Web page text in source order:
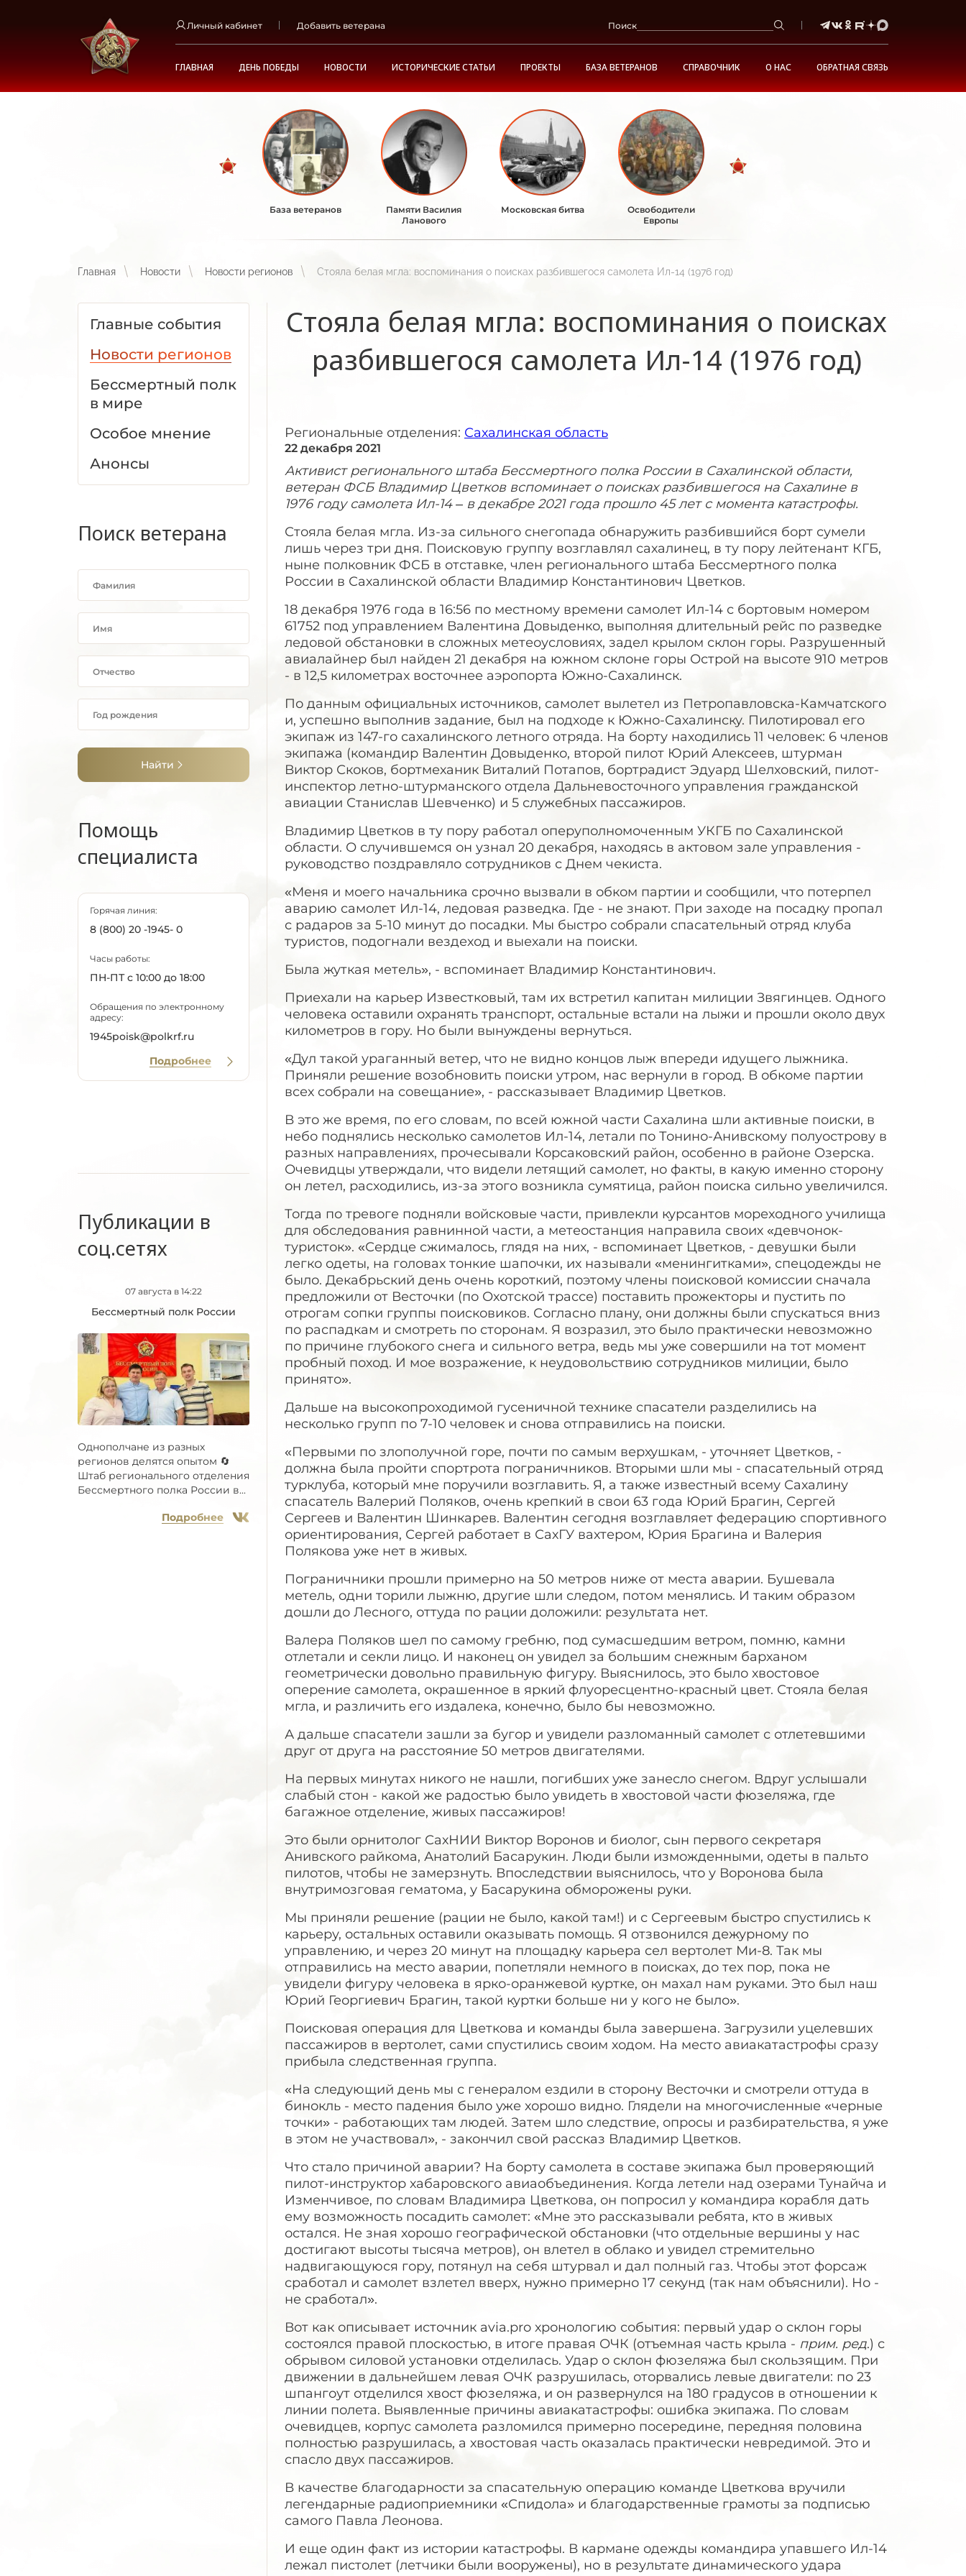
Личный кабинет Добавить ветерана Поиск
ГЛАВНАЯ ДЕНЬ ПОБЕДЫ НОВОСТИ ИСТОРИЧЕСКИЕ СТАТЬИ ПРОЕКТЫ БАЗА ВЕТЕРАНОВ СПРАВОЧНИК О НАС ОБРАТНАЯ СВЯЗЬ
База ветеранов
Памяти Василия
Ланового
Московская битва
Освободители
Европы
Главная Новости Новости регионов Стояла белая мгла: воспоминания о поисках разбившегося самолета Ил-14 (1976 год)
Главные события
Новости регионов
Бессмертный полк
в мире
Особое мнение
Анонсы
Поиск ветерана
Найти
Помощь
специалиста
Горячая линия:
8 (800) 20 -1945- 0
Часы работы:
ПН-ПТ с 10:00 до 18:00
Обращения по электронному
адресу:
1945poisk@polkrf.ru
Подробнее
Публикации в
соц.сетях
07 августа в 14:22
Бессмертный полк России
Однополчане из разных
регионов делятся опытом 🔄
Штаб регионального отделения
Бессмертного полка России в...
Подробнее
Стояла белая мгла: воспоминания о поисках
разбившегося самолета Ил-14 (1976 год)
Региональные отделения: Сахалинская область
22 декабря 2021
Активист регионального штаба Бессмертного полка России в Сахалинской области,
ветеран ФСБ Владимир Цветков вспоминает о поисках разбившегося на Сахалине в
1976 году самолета Ил-14 – в декабре 2021 года прошло 45 лет с момента катастрофы.
Стояла белая мгла. Из-за сильного снегопада обнаружить разбившийся борт сумели
лишь через три дня. Поисковую группу возглавлял сахалинец, в ту пору лейтенант КГБ,
ныне полковник ФСБ в отставке, член регионального штаба Бессмертного полка
России в Сахалинской области Владимир Константинович Цветков.
18 декабря 1976 года в 16:56 по местному времени самолет Ил-14 с бортовым номером
61752 под управлением Валентина Довыденко, выполняя длительный рейс по разведке
ледовой обстановки в сложных метеоусловиях, задел крылом склон горы. Разрушенный
авиалайнер был найден 21 декабря на южном склоне горы Острой на высоте 910 метров
- в 12,5 километрах восточнее аэропорта Южно-Сахалинск.
По данным официальных источников, самолет вылетел из Петропавловска-Камчатского
и, успешно выполнив задание, был на подходе к Южно-Сахалинску. Пилотировал его
экипаж из 147-го сахалинского летного отряда. На борту находились 11 человек: 6 членов
экипажа (командир Валентин Довыденко, второй пилот Юрий Алексеев, штурман
Виктор Скоков, бортмеханик Виталий Потапов, бортрадист Эдуард Шелховский, пилот-
инспектор летно-штурманского отдела Дальневосточного управления гражданской
авиации Станислав Шевченко) и 5 служебных пассажиров.
Владимир Цветков в ту пору работал оперуполномоченным УКГБ по Сахалинской
области. О случившемся он узнал 20 декабря, находясь в актовом зале управления -
руководство поздравляло сотрудников с Днем чекиста.
«Меня и моего начальника срочно вызвали в обком партии и сообщили, что потерпел
аварию самолет Ил-14, ледовая разведка. Где - не знают. При заходе на посадку пропал
с радаров за 5-10 минут до посадки. Мы быстро собрали спасательный отряд клуба
туристов, подогнали вездеход и выехали на поиски.
Была жуткая метель», - вспоминает Владимир Константинович.
Приехали на карьер Известковый, там их встретил капитан милиции Звягинцев. Одного
человека оставили охранять транспорт, остальные встали на лыжи и прошли около двух
километров в гору. Но были вынуждены вернуться.
«Дул такой ураганный ветер, что не видно концов лыж впереди идущего лыжника.
Приняли решение возобновить поиски утром, нас вернули в город. В обкоме партии
всех собрали на совещание», - рассказывает Владимир Цветков.
В это же время, по его словам, по всей южной части Сахалина шли активные поиски, в
небо поднялись несколько самолетов Ил-14, летали по Тонино-Анивскому полуострову в
разных направлениях, прочесывали Корсаковский район, особенно в районе Озерска.
Очевидцы утверждали, что видели летящий самолет, но факты, в какую именно сторону
он летел, расходились, из-за этого возникла сумятица, район поиска сильно увеличился.
Тогда по тревоге подняли войсковые части, привлекли курсантов мореходного училища
для обследования равнинной части, а метеостанция направила своих «девчонок-
туристок». «Сердце сжималось, глядя на них, - вспоминает Цветков, - девушки были
легко одеты, на головах тонкие шапочки, их называли «менингитками», спецодежды не
было. Декабрьский день очень короткий, поэтому члены поисковой комиссии сначала
предложили от Весточки (по Охотской трассе) поставить прожекторы и пустить по
отрогам сопки группы поисковиков. Согласно плану, они должны были спускаться вниз
по распадкам и смотреть по сторонам. Я возразил, это было практически невозможно
по причине глубокого снега и сильного ветра, ведь мы уже совершили на тот момент
пробный поход. И мое возражение, к неудовольствию сотрудников милиции, было
принято».
Дальше на высокопроходимой гусеничной технике спасатели разделились на
несколько групп по 7-10 человек и снова отправились на поиски.
«Первыми по злополучной горе, почти по самым верхушкам, - уточняет Цветков, -
должна была пройти спортрота пограничников. Вторыми шли мы - спасательный отряд
турклуба, который мне поручили возглавить. Я, а также известный всему Сахалину
спасатель Валерий Поляков, очень крепкий в свои 63 года Юрий Брагин, Сергей
Сергеев и Валентин Шинкарев. Валентин сегодня возглавляет федерацию спортивного
ориентирования, Сергей работает в СахГУ вахтером, Юрия Брагина и Валерия
Полякова уже нет в живых.
Пограничники прошли примерно на 50 метров ниже от места аварии. Бушевала
метель, одни торили лыжню, другие шли следом, потом менялись. И таким образом
дошли до Лесного, оттуда по рации доложили: результата нет.
Валера Поляков шел по самому гребню, под сумасшедшим ветром, помню, камни
отлетали и секли лицо. И наконец он увидел за большим снежным барханом
геометрически довольно правильную фигуру. Выяснилось, это было хвостовое
оперение самолета, окрашенное в яркий флуоресцентно-красный цвет. Стояла белая
мгла, и различить его издалека, конечно, было бы невозможно.
А дальше спасатели зашли за бугор и увидели разломанный самолет с отлетевшими
друг от друга на расстояние 50 метров двигателями.
На первых минутах никого не нашли, погибших уже занесло снегом. Вдруг услышали
слабый стон - какой же радостью было увидеть в хвостовой части фюзеляжа, где
багажное отделение, живых пассажиров!
Это были орнитолог СахНИИ Виктор Воронов и биолог, сын первого секретаря
Анивского райкома, Анатолий Басарукин. Люди были изможденными, одеты в пальто
пилотов, чтобы не замерзнуть. Впоследствии выяснилось, что у Воронова была
внутримозговая гематома, у Басарукина обморожены руки.
Мы приняли решение (рации не было, какой там!) и с Сергеевым быстро спустились к
карьеру, остальных оставили оказывать помощь. Я отзвонился дежурному по
управлению, и через 20 минут на площадку карьера сел вертолет Ми-8. Так мы
отправились на место аварии, попетляли немного в поисках, до тех пор, пока не
увидели фигуру человека в ярко-оранжевой куртке, он махал нам руками. Это был наш
Юрий Георгиевич Брагин, такой куртки больше ни у кого не было».
Поисковая операция для Цветкова и команды была завершена. Загрузили уцелевших
пассажиров в вертолет, сами спустились своим ходом. На место авиакатастрофы сразу
прибыла следственная группа.
«На следующий день мы с генералом ездили в сторону Весточки и смотрели оттуда в
бинокль - место падения было уже хорошо видно. Глядели на многочисленные «черные
точки» - работающих там людей. Затем шло следствие, опросы и разбирательства, я уже
в этом не участвовал», - закончил свой рассказ Владимир Цветков.
Что стало причиной аварии? На борту самолета в составе экипажа был проверяющий
пилот-инструктор хабаровского авиаобъединения. Когда летели над озерами Тунайча и
Изменчивое, по словам Владимира Цветкова, он попросил у командира корабля дать
ему возможность посадить самолет: «Мне это рассказывали ребята, кто в живых
остался. Не зная хорошо географической обстановки (что отдельные вершины у нас
достигают высоты тысяча метров), он влетел в облако и увидел стремительно
надвигающуюся гору, потянул на себя штурвал и дал полный газ. Чтобы этот форсаж
сработал и самолет взлетел вверх, нужно примерно 17 секунд (так нам объяснили). Но -
не сработал».
Вот как описывает источник avia.pro хронологию события: первый удар о склон горы
состоялся правой плоскостью, в итоге правая ОЧК (отъемная часть крыла - прим. ред.) с
обрывом силовой установки отделилась. Удар о склон фюзеляжа был скользящим. При
движении в дальнейшем левая ОЧК разрушилась, оторвались левые двигатели: по 23
шпангоут отделился хвост фюзеляжа, и он развернулся на 180 градусов в отношении к
линии полета. Выявленные причины авиакатастрофы: ошибка экипажа. По словам
очевидцев, корпус самолета разломился примерно посередине, передняя половина
полностью разрушилась, а хвостовая часть оказалась практически невредимой. Это и
спасло двух пассажиров.
В качестве благодарности за спасательную операцию команде Цветкова вручили
легендарные радиоприемники «Спидола» и благодарственные грамоты за подписью
самого Павла Леонова.
И еще один факт из истории катастрофы. В кармане одежды командира упавшего Ил-14
лежал пистолет (летчики были вооружены), но в результате динамического удара